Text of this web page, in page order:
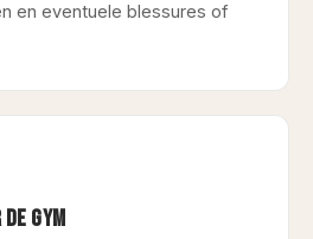
en eventuele blessures of
GYM